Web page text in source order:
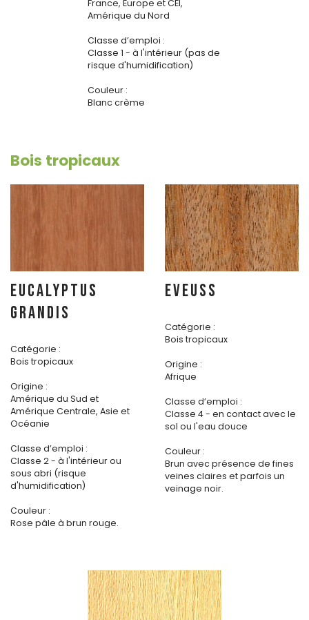
France, Europe et CEI,
Amérique du Nord
Classe d’emploi :
Classe 1 - à l'intérieur (pas de
risque d'humidification)
Couleur :
Blanc crème
Bois tropicaux
EUCALYPTUS
GRANDIS
Catégorie :
Bois tropicaux
Origine :
Amérique du Sud et
Amérique Centrale, Asie et
Océanie
Classe d’emploi :
Classe 2 - à l'intérieur ou
sous abri (risque
d'humidification)
Couleur :
Rose pâle à brun rouge.
EVEUSS
Catégorie :
Bois tropicaux
Origine :
Afrique
Classe d’emploi :
Classe 4 - en contact avec le
sol ou l'eau douce
Couleur :
Brun avec présence de fines
veines claires et parfois un
veinage noir.